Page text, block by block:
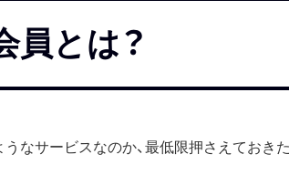
員とは？
なサービスなのか、最低限押さえておき